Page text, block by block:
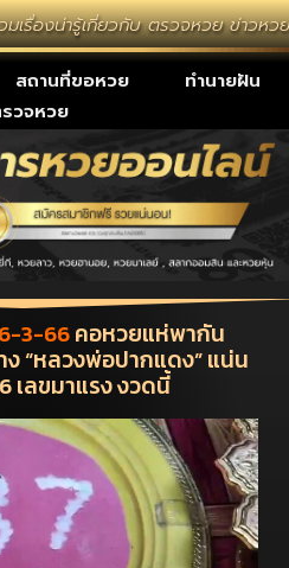
รื่องน่ารู้เกี่ยวกับ ตรวจหวย ข่าวหว
สถานที่ขอหวย
ทำนายฝัน
วจหวย
3-66คอหวยแห่พากัน
“หลวงพ่อปากแดง” แน่น
เลขมาแรง งวดนี้